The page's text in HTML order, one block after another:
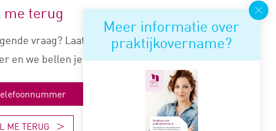
Meer informatie over
praktijkovername?
me terug
vraag? Laat je nummer
en we bellen je snel terug.
ME TERUG